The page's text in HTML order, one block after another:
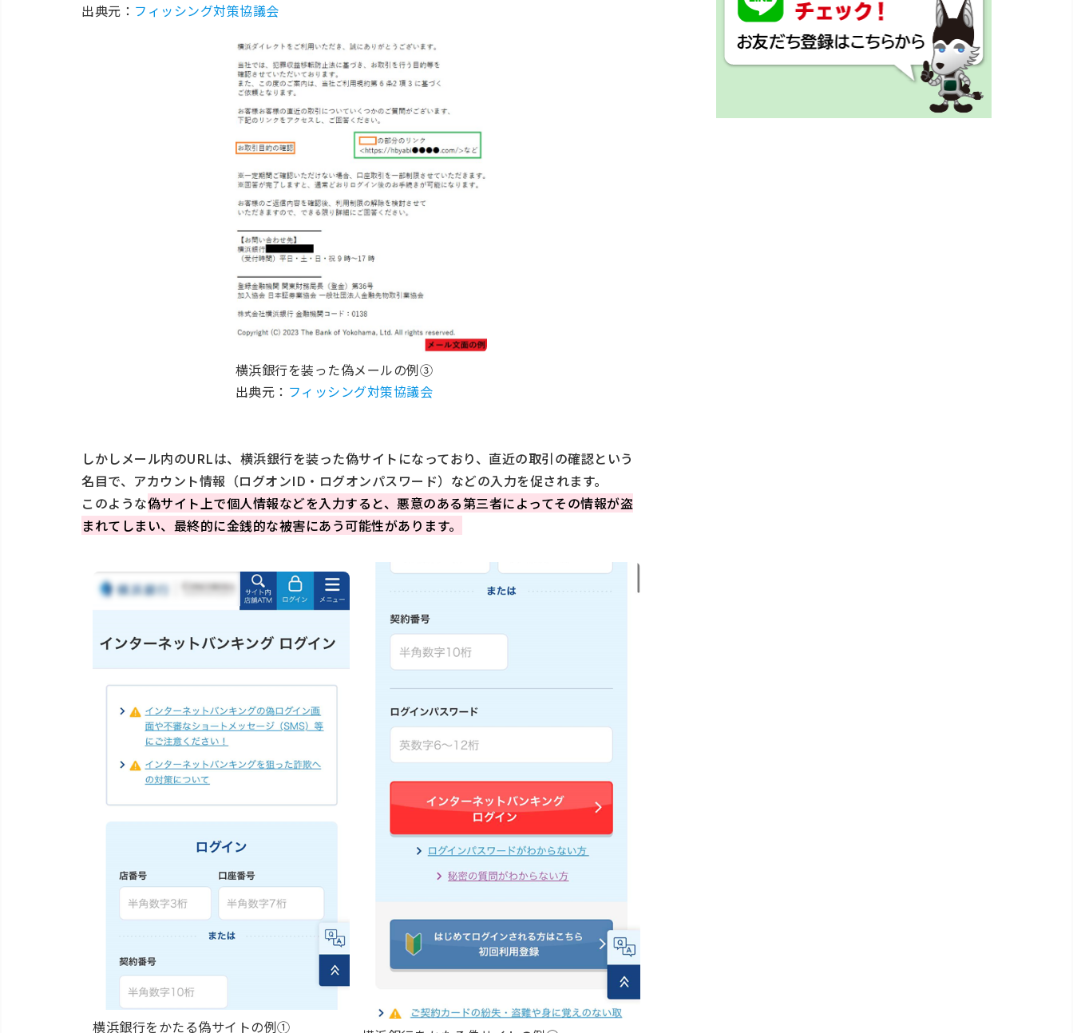
出典元： フィッシング対策協議会
横浜銀行を装った偽メールの例③
出典元： フィッシング対策協議会
しかしメール内のURLは、横浜銀行を装った偽サイトになっており、直近の取引の確認という
名目で、アカウント情報（ログオンID・ログオンパスワード）などの入力を促されます。
このような偽サイト上で個人情報などを入力すると、悪意のある第三者によってその情報が盗
まれてしまい、最終的に金銭的な被害にあう可能性があります。
横浜銀行をかたる偽サイトの例①